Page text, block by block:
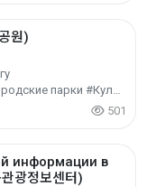
원)
#Парки для горожан #Городские парки #Культурный туризм
501
информации в
광정보센터)